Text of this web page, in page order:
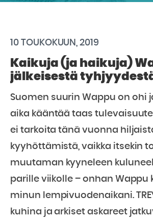
10 TOUKOKUUN, 2019
Kaikuja (ja haikuja)
jälkeisestä
Suomen suurin Wappu on ohi
aika kääntää taas
ei tarkoita tänä vuonna
kyyhöttämistä, vaikka itsekin
muutaman kyyneleen
parille viikolle – onhan Wappu
minun lempivuodenaikani.
kuhina ja arkiset askareet